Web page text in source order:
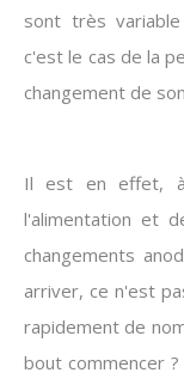
sont très
c'est le cas de la
changement de
Il est en effet, à
l'alimentation et
changements
arriver, ce n'est
rapidement de
bout commencer